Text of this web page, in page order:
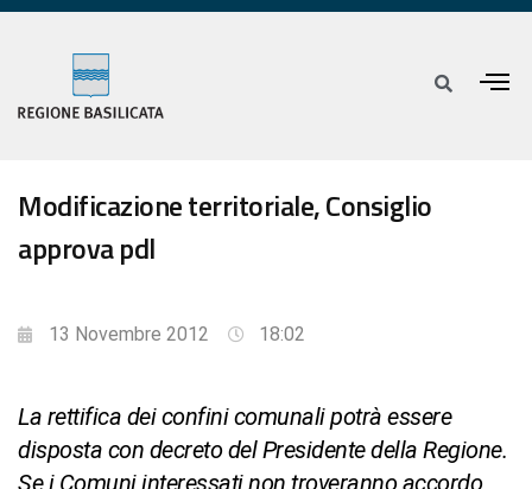
Modificazione territoriale, Consiglio
approva pdl
13 Novembre 2012 18:02
La rettifica dei confini comunali potrà essere
disposta con decreto del Presidente della Regione.